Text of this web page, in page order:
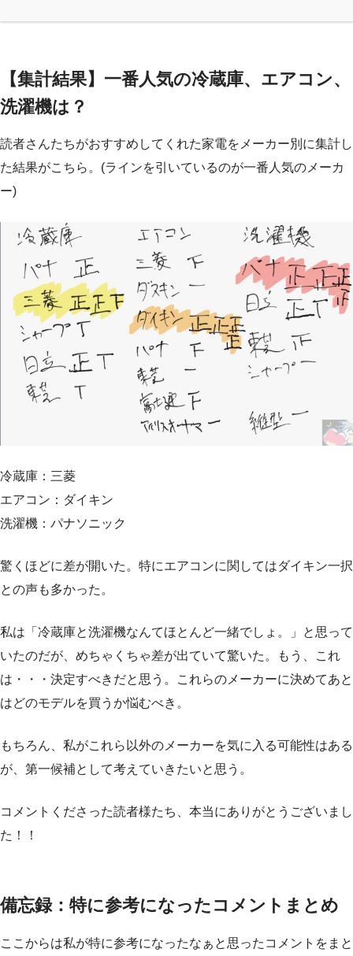
【集計結果】一番人気の冷蔵庫、エアコン、
洗濯機は？
読者さんたちがおすすめしてくれた家電をメーカー別に集計し
た結果がこちら。(ラインを引いているのが一番人気のメーカ
ー)
冷蔵庫：三菱
エアコン：ダイキン
洗濯機：パナソニック
驚くほどに差が開いた。特にエアコンに関してはダイキン一択
との声も多かった。
私は「冷蔵庫と洗濯機なんてほとんど一緒でしょ。」と思って
いたのだが、めちゃくちゃ差が出ていて驚いた。もう、これ
は・・・決定すべきだと思う。これらのメーカーに決めてあと
はどのモデルを買うか悩むべき。
もちろん、私がこれら以外のメーカーを気に入る可能性はある
が、第一候補として考えていきたいと思う。
コメントくださった読者様たち、本当にありがとうございまし
た！！
備忘録：特に参考になったコメントまとめ
ここからは私が特に参考になったなぁと思ったコメントをまと